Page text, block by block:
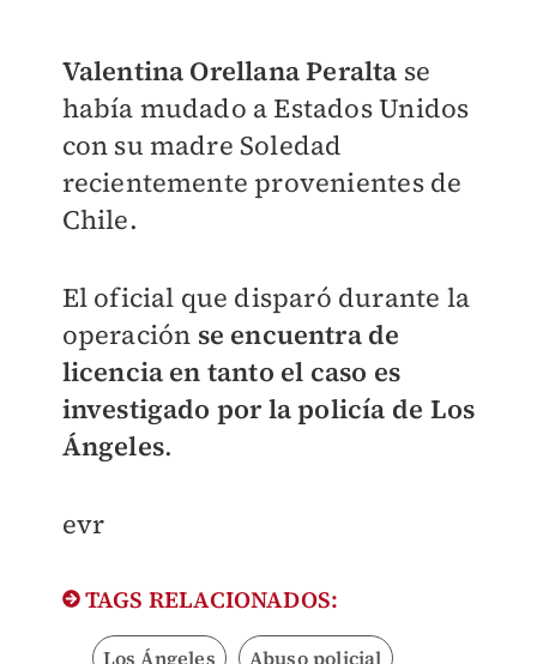
Valentina Orellana Peralta se
había mudado a Estados Unidos
con su madre Soledad
recientemente provenientes de
Chile.
El oficial que disparó durante la
operación se encuentra de
licencia en tanto el caso es
investigado por la policía de Los
Ángeles.
evr
TAGS RELACIONADOS:
Los Ángeles Abuso policial